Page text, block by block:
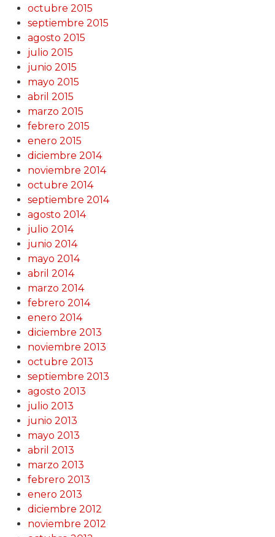
octubre 2015
septiembre 2015
agosto 2015
julio 2015
junio 2015
mayo 2015
abril 2015
marzo 2015
febrero 2015
enero 2015
diciembre 2014
noviembre 2014
octubre 2014
septiembre 2014
agosto 2014
julio 2014
junio 2014
mayo 2014
abril 2014
marzo 2014
febrero 2014
enero 2014
diciembre 2013
noviembre 2013
octubre 2013
septiembre 2013
agosto 2013
julio 2013
junio 2013
mayo 2013
abril 2013
marzo 2013
febrero 2013
enero 2013
diciembre 2012
noviembre 2012